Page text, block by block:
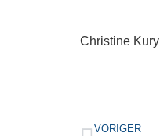
Christine
VORIGER